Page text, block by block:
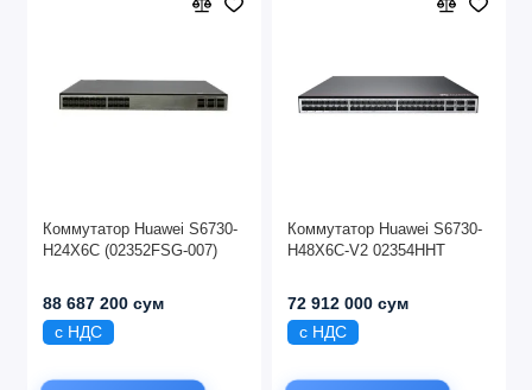
Коммутатор Huawei S6730-
H24X6C (02352FSG-007)
88 687 200 сум
с НДС
Коммутатор Huawei S6730-
H48X6C-V2 02354HHT
72 912 000 сум
с НДС